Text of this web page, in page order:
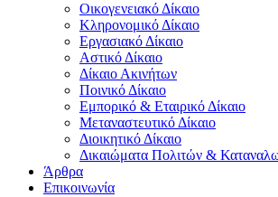
Οικογενειακό Δίκαιο
Κληρονομικό Δίκαιο
Εργασιακό Δίκαιο
Αστικό Δίκαιο
Δίκαιο Ακινήτων
Ποινικό Δίκαιο
Εμπορικό & Εταιρικό Δίκαιο
Μεταναστευτικό Δίκαιο
Διοικητικό Δίκαιο
Δικαιώματα Πολιτών &
Άρθρα
Επικοινωνία